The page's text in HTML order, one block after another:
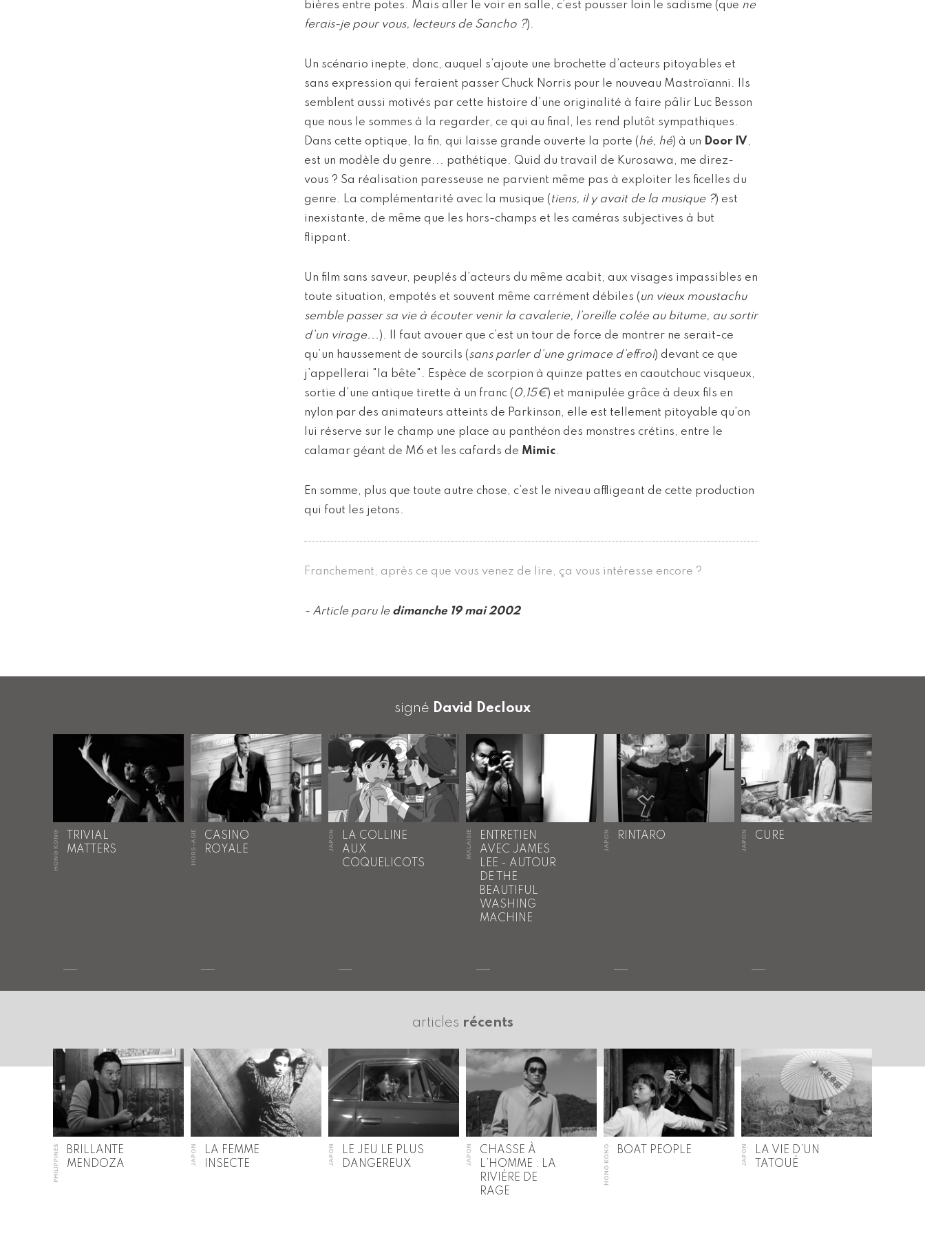
bières entre potes. Mais aller le voir en salle, c’est pousser loin le sadisme (que ne
ferais-je pour vous, lecteurs de Sancho ?).
Un scénario inepte, donc, auquel s’ajoute une brochette d’acteurs pitoyables et
sans expression qui feraient passer Chuck Norris pour le nouveau Mastroïanni. Ils
semblent aussi motivés par cette histoire d’une originalité à faire pâlir Luc Besson
que nous le sommes à la regarder, ce qui au final, les rend plutôt sympathiques.
Dans cette optique, la fin, qui laisse grande ouverte la porte (hé, hé) à un Door IV,
est un modèle du genre... pathétique. Quid du travail de Kurosawa, me direz-
vous ? Sa réalisation paresseuse ne parvient même pas à exploiter les ficelles du
genre. La complémentarité avec la musique (tiens, il y avait de la musique ?) est
inexistante, de même que les hors-champs et les caméras subjectives à but
flippant.
Un film sans saveur, peuplés d’acteurs du même acabit, aux visages impassibles en
toute situation, empotés et souvent même carrément débiles (un vieux moustachu
semble passer sa vie à écouter venir la cavalerie, l’oreille colée au bitume, au sortir
d’un virage...). Il faut avouer que c’est un tour de force de montrer ne serait-ce
qu’un haussement de sourcils (sans parler d’une grimace d’effroi) devant ce que
j’appellerai "la bête". Espèce de scorpion à quinze pattes en caoutchouc visqueux,
sortie d’une antique tirette à un franc (0,15€) et manipulée grâce à deux fils en
nylon par des animateurs atteints de Parkinson, elle est tellement pitoyable qu’on
lui réserve sur le champ une place au panthéon des monstres crétins, entre le
calamar géant de M6 et les cafards de Mimic.
En somme, plus que toute autre chose, c’est le niveau affligeant de cette production
qui fout les jetons.
Franchement, après ce que vous venez de lire, ça vous intéresse encore ?
- Article paru le dimanche 19 mai 2002
signé David Decloux
HONG KONG
TRIVIAL
MATTERS
HORS-ASIE
CASINO
ROYALE
JAPON
LA COLLINE
AUX
COQUELICOTS
MALAISIE
ENTRETIEN
AVEC JAMES
LEE - AUTOUR
DE THE
BEAUTIFUL
WASHING
MACHINE
JAPON RINTARO JAPON CURE
articles récents
PHILIPPINES
BRILLANTE
MENDOZA
JAPON
LA FEMME
INSECTE
JAPON
LE JEU LE PLUS
DANGEREUX
JAPON
CHASSE À
L’HOMME : LA
RIVIÈRE DE
RAGE
HONG KONG BOAT PEOPLE JAPON
LA VIE D’UN
TATOUÉ